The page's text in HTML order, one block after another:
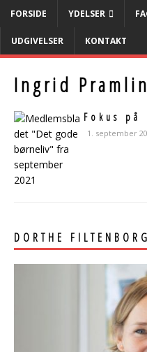
FORSIDE YDELSER
UDGIVELSER KONTAKT
Ingrid
Fokus på
1. september
DORTHE FILTENBORG